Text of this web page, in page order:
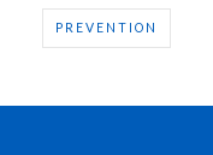
PREVENTION